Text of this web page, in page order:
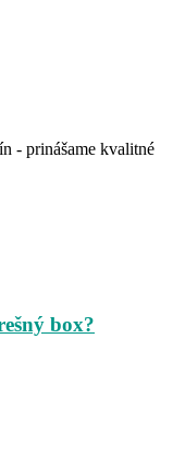
- prinášame kvalitné
box?